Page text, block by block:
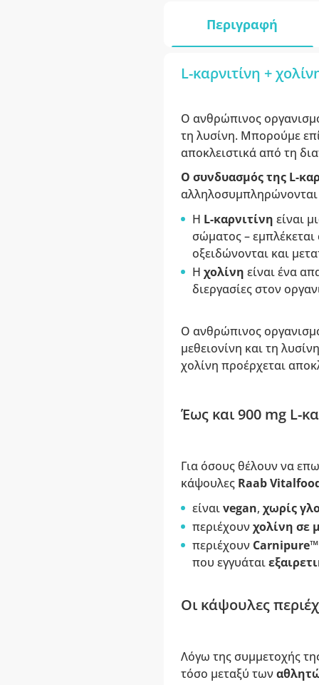
Περιγραφή
L-καρνιτίνη +
Ο ανθρώπινος
τη λυσίνη. Μπορούμε
αποκλειστικά από τη
Ο συνδυασμός της L-
αλληλοσυμπληρώνονται
Η L-καρνιτίνη είναι
σώματος –
οξειδώνονται και
Η χολίνη είναι ένα
διεργασίες στον
Ο ανθρώπινος
μεθειονίνη και τη
χολίνη προέρχεται
Έως και 900 mg L-
Για όσους θέλουν να
κάψουλες Raab
είναιvegan, χωρίς
περιέχουνχολίνη σε
περιέχουν
που εγγυάται
Οι κάψουλες
Λόγω της συμμετοχής
τόσο μεταξύ των